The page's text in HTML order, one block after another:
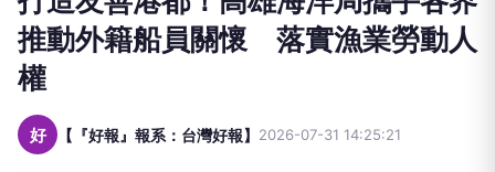
推動外籍船員關懷 落實漁業勞動人
權
好 【『好報』報系：台灣好報】 2026-07-31 14:25:21